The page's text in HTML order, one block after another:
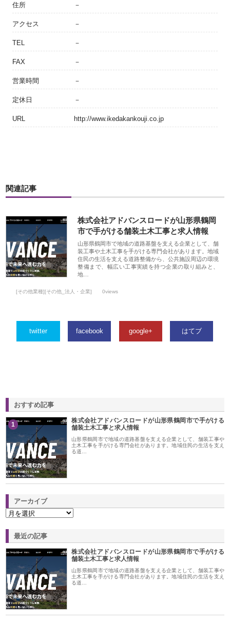
住所 －
アクセス －
TEL －
FAX －
営業時間 －
定休日 －
URL http://www.ikedakankouji.co.jp
関連記事
株式会社アドバンスロードが山形県鶴岡
市で手がける舗装土木工事と求人情報
山形県鶴岡市で地域の道路基盤を支える企業として、舗
装工事や土木工事を手がける専門会社があります。地域
住民の生活を支える道路整備から、公共施設周辺の環境
整備まで、幅広い工事実績を持つ企業の取り組みと、
地…
[その他業種][その他_法人・企業] 0views
twitter facebook google+ はてブ
おすすめ記事
1
株式会社アドバンスロードが山形県鶴岡市で手がける
舗装土木工事と求人情報
山形県鶴岡市で地域の道路基盤を支える企業として、舗装工事や
土木工事を手がける専門会社があります。地域住民の生活を支え
る道…
アーカイブ
最近の記事
株式会社アドバンスロードが山形県鶴岡市で手がける
舗装土木工事と求人情報
山形県鶴岡市で地域の道路基盤を支える企業として、舗装工事や
土木工事を手がける専門会社があります。地域住民の生活を支え
る道…